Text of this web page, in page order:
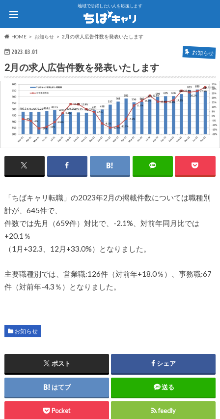
地域で活躍したい人を応援します
HOME お知らせ 2月の求人広告件数を発表いたします
2023.03.01 お知らせ
2月の求人広告件数を発表いたします
「ちばキャリ転職」の2023年2月の掲載件数については職種別
計が、645件で、
件数では先月（659件）対比で、-2.1%、対前年同月比では
+20.1％
（1月+32.3、12月+33.0%）となりました。
主要職種別では、営業職:126件（対前年+18.0％）、事務職:67
件（対前年-4.3％）となりました。
お知らせ
ポスト シェア
はてブ 送る
Pocket feedly